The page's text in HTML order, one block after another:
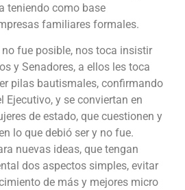
teniendo como base
familiares formales.
no fue posible, nos toca insistir
y Senadores, a ellos les toca
pilas bautismales, confirmando
Ejecutivo, y se conviertan en
de estado, que cuestionen y
lo que debió ser y no fue.
nuevas ideas, que tengan
dos aspectos simples, evitar
de más y mejores micro